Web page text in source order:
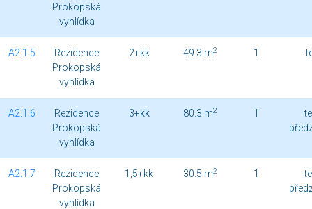
Prokopská
vyhlídka
A2.1.5
Rezidence
Prokopská
vyhlídka
2+kk 49.3 m2 1
A2.1.6
Rezidence
Prokopská
vyhlídka
3+kk 80.3 m2 1
A2.1.7
Rezidence
Prokopská
vyhlídka
1,5+kk 30.5 m2 1